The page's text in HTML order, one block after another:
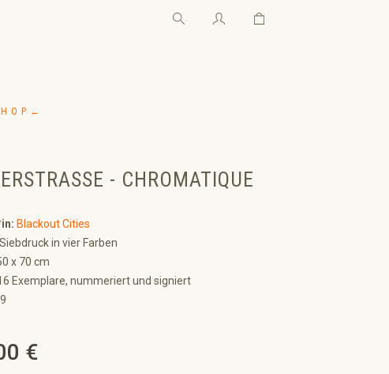
Warenkorb enthält 0
O P ←
- CHROMATIQUE
Blackout Cities
Siebdruck in vier Farben
x 70 cm
Exemplare, nummeriert und signiert
€